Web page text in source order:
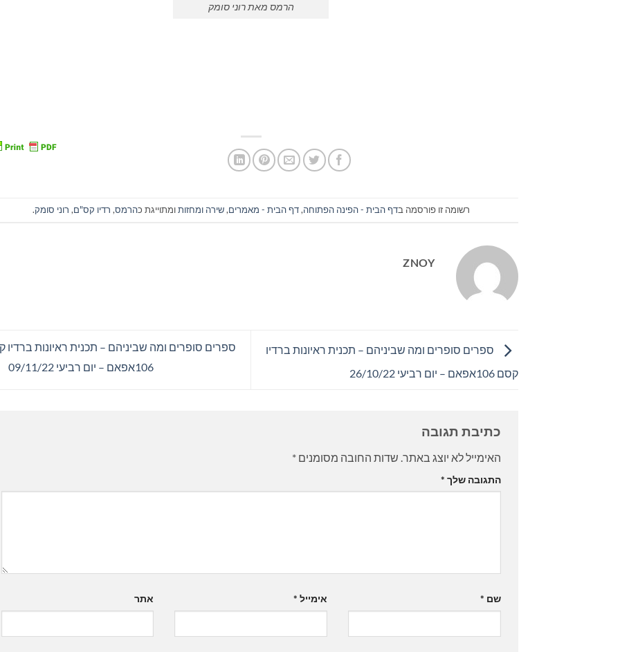
הרמס מאת רוני סומק
רשומה זו פורסמה בדף הבית - הפינה הפתוחה,דף הבית - מאמרים,שירה ומחזותומתוייגת כהרמס, רדיו קס"ם, רוני סומק.
ZNOY
ספרים סופרים ומה שביניהם – תכנית ראיונות ברדיו
קסם 106אפאם – יום רביעי 26/10/22
ספרים סופרים ומה שביניהם – תכנית ראיונות ברדיו
106אפאם – יום רביעי 09/11/22
כתיבת תגובה
האימייל לא יוצג באתר. שדות החובה מסומנים *
התגובה שלך *
שם * אימייל * אתר